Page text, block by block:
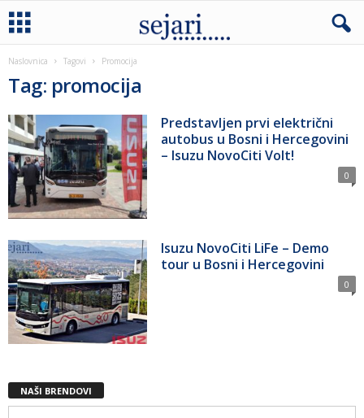
Naslovnica Tagovi Promocija
Tag: promocija
Predstavljen prvi električni
autobus u Bosni i Hercegovini
– Isuzu NovoCiti Volt!
0
Isuzu NovoCiti LiFe – Demo
tour u Bosni i Hercegovini
0
NAŠI BRENDOVI